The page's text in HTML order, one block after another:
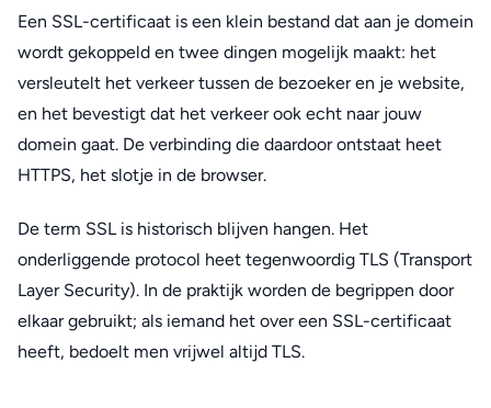
Een SSL-certificaat is een klein bestand dat aan je domein
wordt gekoppeld en twee dingen mogelijk maakt: het
versleutelt het verkeer tussen de bezoeker en je website,
en het bevestigt dat het verkeer ook echt naar jouw
domein gaat. De verbinding die daardoor ontstaat heet
HTTPS, het slotje in de browser.
De term SSL is historisch blijven hangen. Het
onderliggende protocol heet tegenwoordig TLS (Transport
Layer Security). In de praktijk worden de begrippen door
elkaar gebruikt; als iemand het over een SSL-certificaat
heeft, bedoelt men vrijwel altijd TLS.